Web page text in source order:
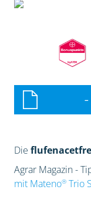
–
Die
Agrar Magazin -
mit Mateno®Trio